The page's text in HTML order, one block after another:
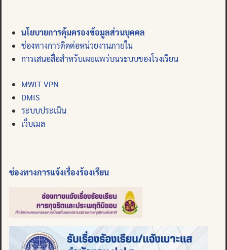
นโยบายการคุ้มครองข้อมูลส่วนบุคคล
ช่องทางการติดต่อหน่วยงานภายใน
การเสนอสื่อสำหรับเผยแพร่บนระบบของโรงเรียน
MWIT VPN
DMIS
ระบบประเมิน
เว็บเมล
ช่องทางการแจ้งเรื่องร้องเรียน